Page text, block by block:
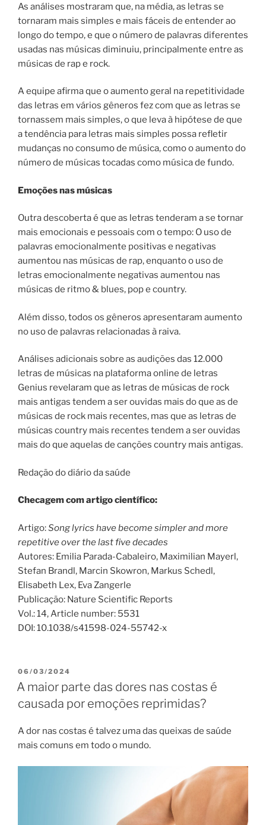
As análises mostraram que, na média, as letras se
tornaram mais simples e mais fáceis de entender ao
longo do tempo, e que o número de palavras diferentes
usadas nas músicas diminuiu, principalmente entre as
músicas de rap e rock.
A equipe afirma que o aumento geral na repetitividade
das letras em vários gêneros fez com que as letras se
tornassem mais simples, o que leva à hipótese de que
a tendência para letras mais simples possa refletir
mudanças no consumo de música, como o aumento do
número de músicas tocadas como música de fundo.
Emoções nas músicas
Outra descoberta é que as letras tenderam a se tornar
mais emocionais e pessoais com o tempo: O uso de
palavras emocionalmente positivas e negativas
aumentou nas músicas de rap, enquanto o uso de
letras emocionalmente negativas aumentou nas
músicas de ritmo & blues, pop e country.
Além disso, todos os gêneros apresentaram aumento
no uso de palavras relacionadas à raiva.
Análises adicionais sobre as audições das 12.000
letras de músicas na plataforma online de letras
Genius revelaram que as letras de músicas de rock
mais antigas tendem a ser ouvidas mais do que as de
músicas de rock mais recentes, mas que as letras de
músicas country mais recentes tendem a ser ouvidas
mais do que aquelas de canções country mais antigas.
Redação do diário da saúde
Checagem com artigo científico:
Artigo:Song lyrics have become simpler and more
repetitive over the last five decades
Autores: Emilia Parada-Cabaleiro, Maximilian Mayerl,
Stefan Brandl, Marcin Skowron, Markus Schedl,
Elisabeth Lex, Eva Zangerle
Publicação: Nature Scientific Reports
Vol.: 14, Article number: 5531
DOI: 10.1038/s41598-024-55742-x
PUBLICADO
EM
06/03/2024
A maior parte das dores nas costas é
causada por emoções reprimidas?
A dor nas costas é talvez uma das queixas de saúde
mais comuns em todo o mundo.